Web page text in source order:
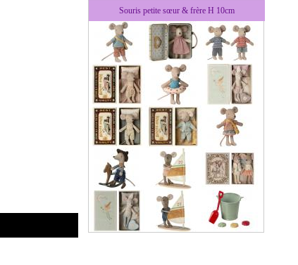
Souris petite sœur & frère H 10cm